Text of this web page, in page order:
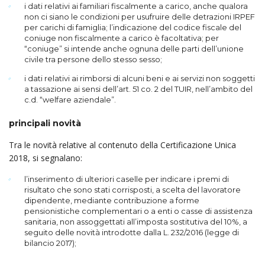
i dati relativi ai familiari fiscalmente a carico, anche qualora
non ci siano le condizioni per usufruire delle detrazioni IRPEF
per carichi di famiglia; l’indicazione del codice fiscale del
coniuge non fiscalmente a carico è facoltativa; per
“coniuge” si intende anche ognuna delle parti dell’unione
civile tra persone dello stesso sesso;
i dati relativi ai rimborsi di alcuni beni e ai servizi non soggetti
a tassazione ai sensi dell’art. 51 co. 2 del TUIR, nell’ambito del
c.d. “welfare aziendale”.
principali novità
Tra le novità relative al contenuto della Certificazione Unica
2018, si segnalano:
l’inserimento di ulteriori caselle per indicare i premi di
risultato che sono stati corrisposti, a scelta del lavoratore
dipendente, mediante contribuzione a forme
pensionistiche complementari o a enti o casse di assistenza
sanitaria, non assoggettati all’imposta sostitutiva del 10%, a
seguito delle novità introdotte dalla L. 232/2016 (legge di
bilancio 2017);